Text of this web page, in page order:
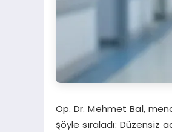
Op. Dr. Mehmet Bal,
şöyle sıraladı: Düzensiz